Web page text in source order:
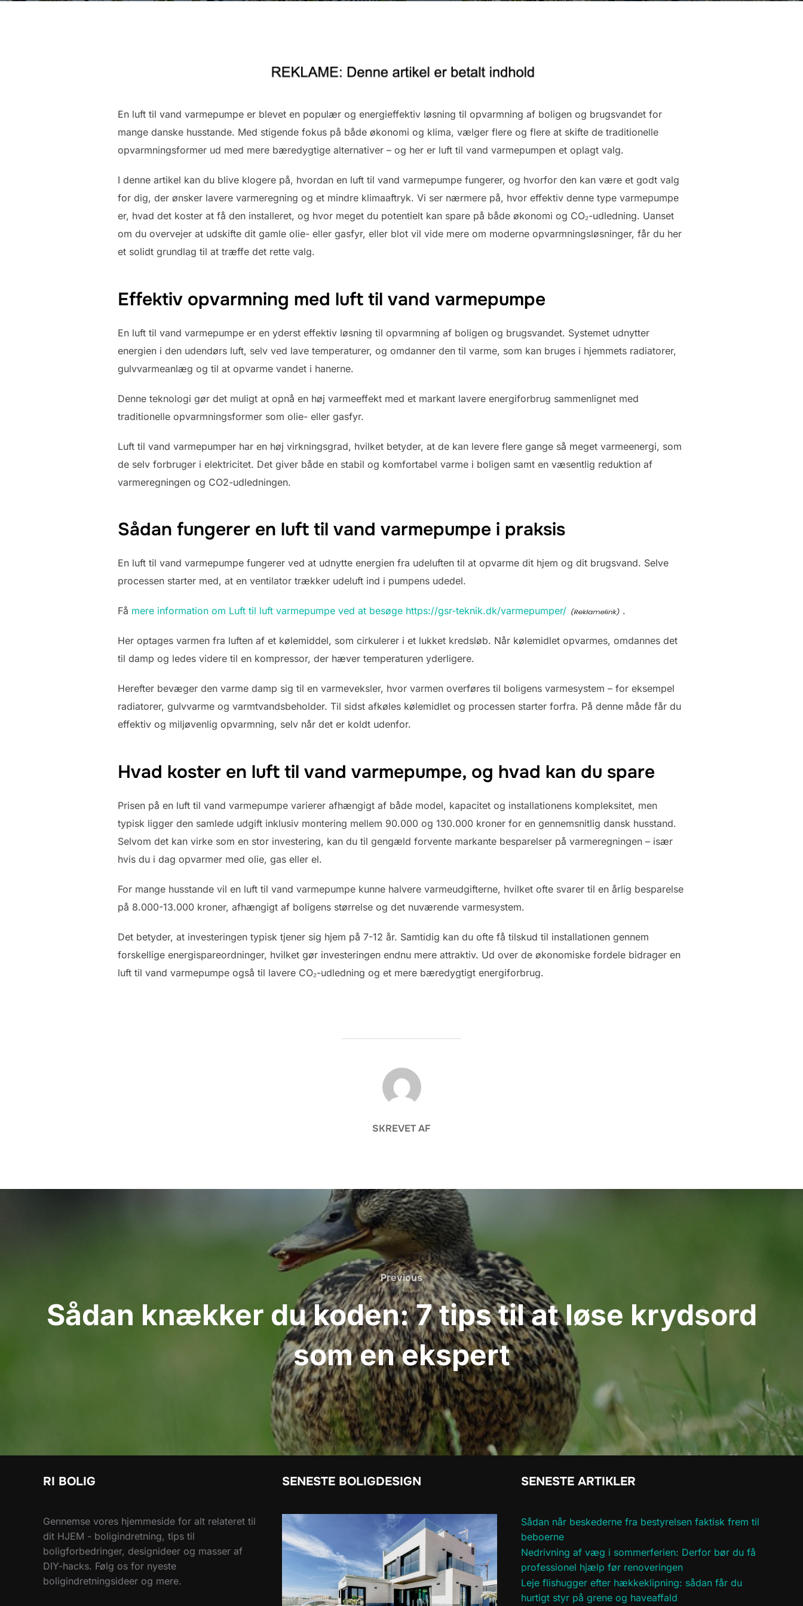
En luft til vand varmepumpe er blevet en populær og energieffektiv løsning til opvarmning af boligen og brugsvandet for
mange danske husstande. Med stigende fokus på både økonomi og klima, vælger flere og flere at skifte de traditionelle
opvarmningsformer ud med mere bæredygtige alternativer – og her er luft til vand varmepumpen et oplagt valg.
I denne artikel kan du blive klogere på, hvordan en luft til vand varmepumpe fungerer, og hvorfor den kan være et godt valg
for dig, der ønsker lavere varmeregning og et mindre klimaaftryk. Vi ser nærmere på, hvor effektiv denne type varmepumpe
er, hvad det koster at få den installeret, og hvor meget du potentielt kan spare på både økonomi og CO₂-udledning. Uanset
om du overvejer at udskifte dit gamle olie- eller gasfyr, eller blot vil vide mere om moderne opvarmningsløsninger, får du her
et solidt grundlag til at træffe det rette valg.
Effektiv opvarmning med luft til vand varmepumpe
En luft til vand varmepumpe er en yderst effektiv løsning til opvarmning af boligen og brugsvandet. Systemet udnytter
energien i den udendørs luft, selv ved lave temperaturer, og omdanner den til varme, som kan bruges i hjemmets radiatorer,
gulvvarmeanlæg og til at opvarme vandet i hanerne.
Denne teknologi gør det muligt at opnå en høj varmeeffekt med et markant lavere energiforbrug sammenlignet med
traditionelle opvarmningsformer som olie- eller gasfyr.
Luft til vand varmepumper har en høj virkningsgrad, hvilket betyder, at de kan levere flere gange så meget varmeenergi, som
de selv forbruger i elektricitet. Det giver både en stabil og komfortabel varme i boligen samt en væsentlig reduktion af
varmeregningen og CO2-udledningen.
Sådan fungerer en luft til vand varmepumpe i praksis
En luft til vand varmepumpe fungerer ved at udnytte energien fra udeluften til at opvarme dit hjem og dit brugsvand. Selve
processen starter med, at en ventilator trækker udeluft ind i pumpens udedel.
Få mere information om Luft til luft varmepumpe ved at besøge https://gsr-teknik.dk/varmepumper/ .
Her optages varmen fra luften af et kølemiddel, som cirkulerer i et lukket kredsløb. Når kølemidlet opvarmes, omdannes det
til damp og ledes videre til en kompressor, der hæver temperaturen yderligere.
Herefter bevæger den varme damp sig til en varmeveksler, hvor varmen overføres til boligens varmesystem – for eksempel
radiatorer, gulvvarme og varmtvandsbeholder. Til sidst afkøles kølemidlet og processen starter forfra. På denne måde får du
effektiv og miljøvenlig opvarmning, selv når det er koldt udenfor.
Hvad koster en luft til vand varmepumpe, og hvad kan du spare
Prisen på en luft til vand varmepumpe varierer afhængigt af både model, kapacitet og installationens kompleksitet, men
typisk ligger den samlede udgift inklusiv montering mellem 90.000 og 130.000 kroner for en gennemsnitlig dansk husstand.
Selvom det kan virke som en stor investering, kan du til gengæld forvente markante besparelser på varmeregningen – især
hvis du i dag opvarmer med olie, gas eller el.
For mange husstande vil en luft til vand varmepumpe kunne halvere varmeudgifterne, hvilket ofte svarer til en årlig besparelse
på 8.000-13.000 kroner, afhængigt af boligens størrelse og det nuværende varmesystem.
Det betyder, at investeringen typisk tjener sig hjem på 7-12 år. Samtidig kan du ofte få tilskud til installationen gennem
forskellige energispareordninger, hvilket gør investeringen endnu mere attraktiv. Ud over de økonomiske fordele bidrager en
luft til vand varmepumpe også til lavere CO₂-udledning og et mere bæredygtigt energiforbrug.
FORFATTER
SKREVET AF
Previous
Previous
Sådan knækker du koden: 7 tips til at løse krydsord
som en ekspert
RI BOLIG
Gennemse vores hjemmeside for alt relateret til
dit HJEM - boligindretning, tips til
boligforbedringer, designideer og masser af
DIY-hacks. Følg os for nyeste
boligindretningsideer og mere.
SENESTE BOLIGDESIGN SENESTE ARTIKLER
Sådan når beskederne fra bestyrelsen faktisk frem til
beboerne
Nedrivning af væg i sommerferien: Derfor bør du få
professionel hjælp før renoveringen
Leje flishugger efter hækkeklipning: sådan får du
hurtigt styr på grene og haveaffald